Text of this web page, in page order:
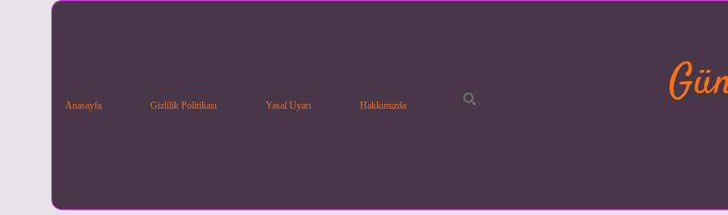
Anasayfa Gizlilik Politikası Yasal Uyarı Hakkımızda